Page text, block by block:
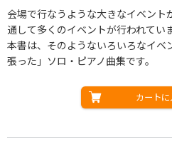
会場で行なうような大きなイベント
通して多くのイベントが行われていま
本書は、そのようないろいろなイベ
張った」ソロ・ピアノ曲集です。
カート